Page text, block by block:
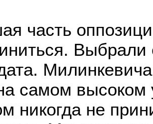
часть
Выбрали
самом высоком
никогда не